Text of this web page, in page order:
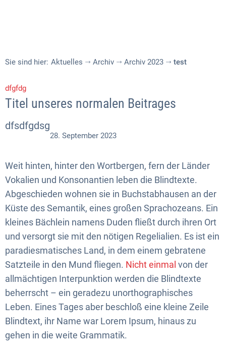
Sie sind hier: Aktuelles Archiv Archiv 2023 test
dfgfdg
Titel unseres normalen Beitrages
dfsdfgdsg
28. September 2023
Weit hinten, hinter den Wortbergen, fern der Länder
Vokalien und Konsonantien leben die Blindtexte.
Abgeschieden wohnen sie in Buchstabhausen an der
Küste des Semantik, eines großen Sprachozeans. Ein
kleines Bächlein namens Duden fließt durch ihren Ort
und versorgt sie mit den nötigen Regelialien. Es ist ein
paradiesmatisches Land, in dem einem gebratene
Satzteile in den Mund fliegen. Nicht einmal von der
allmächtigen Interpunktion werden die Blindtexte
beherrscht – ein geradezu unorthographisches
Leben. Eines Tages aber beschloß eine kleine Zeile
Blindtext, ihr Name war Lorem Ipsum, hinaus zu
gehen in die weite Grammatik.